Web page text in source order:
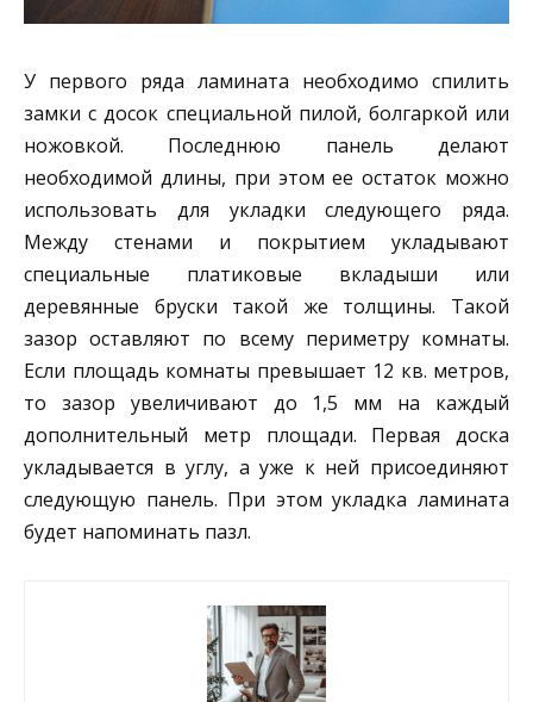
У первого ряда ламината необходимо спилить
замки с досок специальной пилой, болгаркой или
ножовкой. Последнюю панель делают
необходимой длины, при этом ее остаток можно
использовать для укладки следующего ряда.
Между стенами и покрытием укладывают
специальные платиковые вкладыши или
деревянные бруски такой же толщины. Такой
зазор оставляют по всему периметру комнаты.
Если площадь комнаты превышает 12 кв. метров,
то зазор увеличивают до 1,5 мм на каждый
дополнительный метр площади. Первая доска
укладывается в углу, а уже к ней присоединяют
следующую панель. При этом укладка ламината
будет напоминать пазл.